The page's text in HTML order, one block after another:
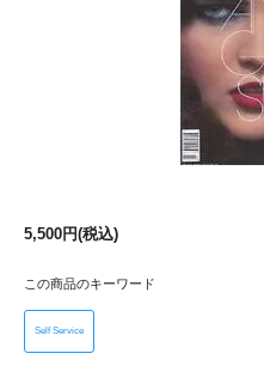
5,500円(税込)
この商品のキーワード
Self Service